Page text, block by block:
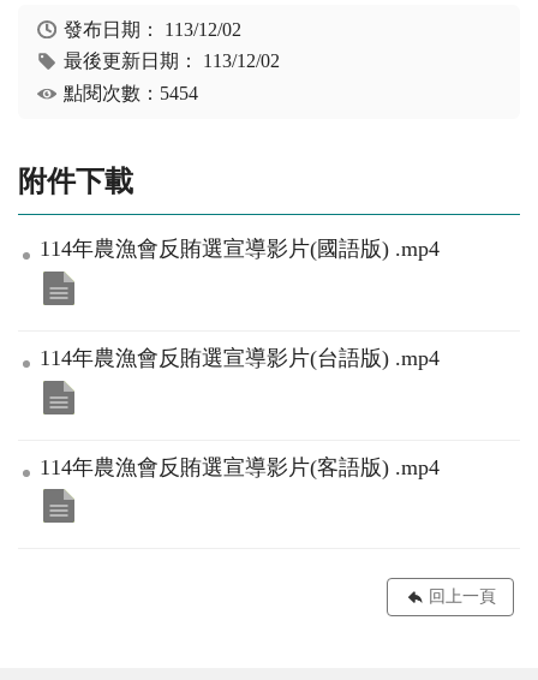
發布日期： 113/12/02
最後更新日期： 113/12/02
點閱次數：5454
附件下載
114年農漁會反賄選宣導影片(國語版) .mp4
114年農漁會反賄選宣導影片(台語版) .mp4
114年農漁會反賄選宣導影片(客語版) .mp4
回上一頁